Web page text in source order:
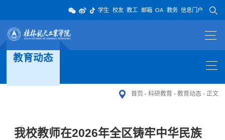
学生 校友 教工 邮箱 OA 教务 信息门户
教育动态
首页 - 科研教育 - 教育动态- 正文
我校教师在2026年全区铸牢中华民族